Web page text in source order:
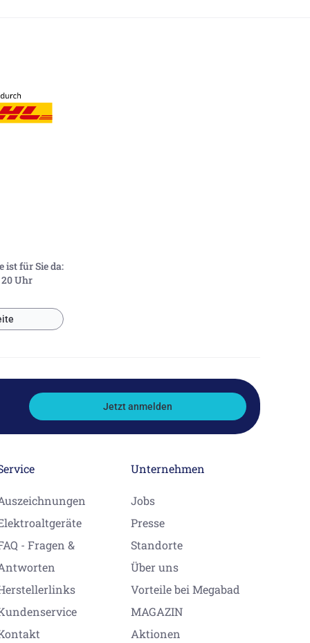
ist für Sie da:
Uhr
Jetzt anmelden
- Fragen &
Unternehmen
Jobs
Presse
Standorte
Über uns
Vorteile bei Megabad
MAGAZIN
Aktionen